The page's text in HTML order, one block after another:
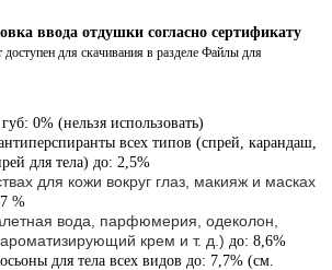
ввода отдушки согласно сертификату
для скачивания в разделе Файлы для
0% (нельзя использовать)
всех типов (спрей, карандаш,
для тела) до: 2,5%
для кожи вокруг глаз, макияж и масках
%
вода, парфюмерия, одеколон,
крем и т. д.) до: 8,6%
для тела всех видов до: 7,7% (см.